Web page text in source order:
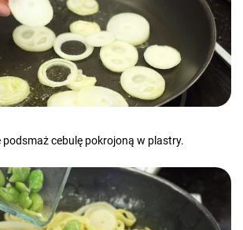
cebulę pokrojoną w plastry.